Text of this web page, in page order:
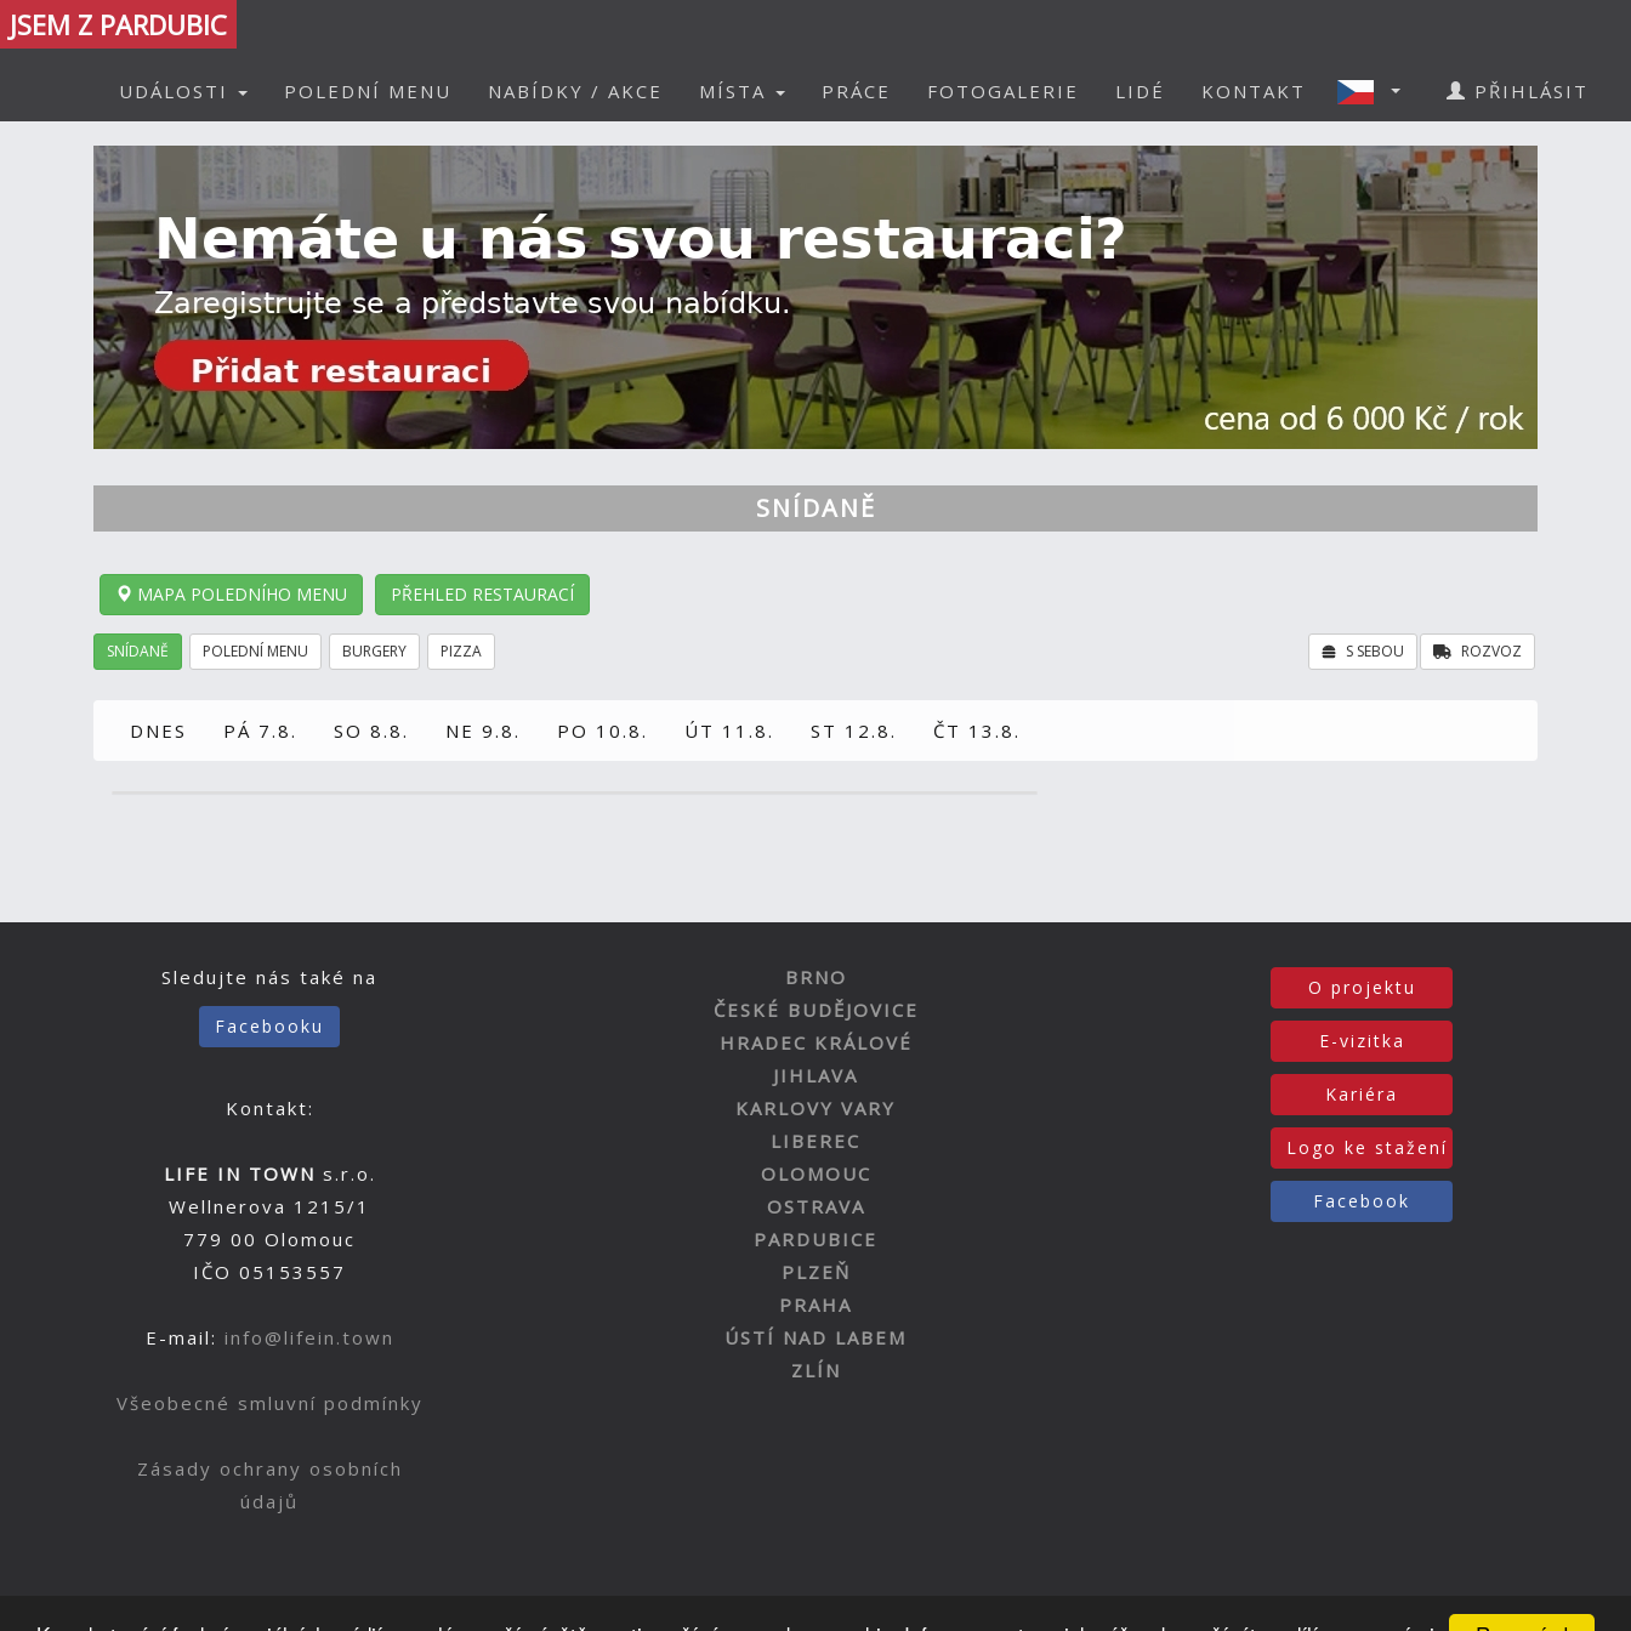
JSEM Z PARDUBIC
UDÁLOSTI POLEDNÍ MENU NABÍDKY / AKCE MÍSTA PRÁCE FOTOGALERIE LIDÉ KONTAKT PŘIHLÁSIT
SNÍDANĚ
MAPA POLEDNÍHO MENU PŘEHLED RESTAURACÍ
SNÍDANĚ POLEDNÍ MENU BURGERY PIZZA ROZVOZ
S SEBOU
DNES PÁ 7.8. SO 8.8. NE 9.8. PO 10.8. ÚT 11.8. ST 12.8. ČT 13.8.
Sledujte nás také na
Facebooku
Kontakt:
LIFE IN TOWN s.r.o.
Wellnerova 1215/1
779 00 Olomouc
IČO 05153557
E-mail: info@lifein.town
Všeobecné smluvní podmínky
Zásady ochrany osobních
údajů
BRNO
ČESKÉ BUDĚJOVICE
HRADEC KRÁLOVÉ
JIHLAVA
KARLOVY VARY
LIBEREC
OLOMOUC
OSTRAVA
PARDUBICE
PLZEŇ
PRAHA
ÚSTÍ NAD LABEM
ZLÍN
O projektu
E-vizitka
Kariéra
Logo ke stažení
Facebook